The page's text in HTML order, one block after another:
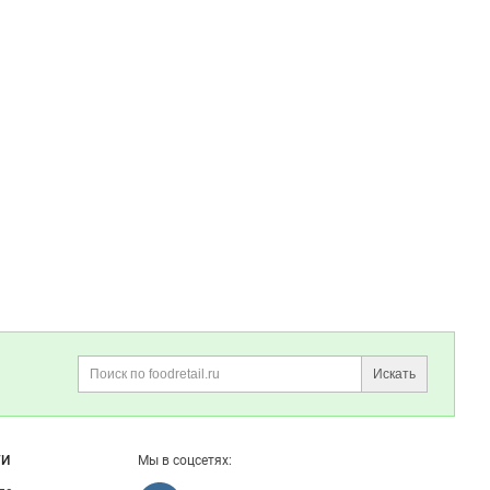
Искать
Мы в соцсетях: